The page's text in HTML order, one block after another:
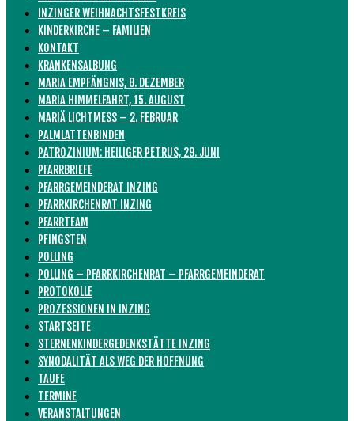
INZINGER WEIHNACHTSFESTKREIS
KINDERKIRCHE – FAMILIEN
KONTAKT
KRANKENSALBUNG
MARIA EMPFÄNGNIS, 8. DEZEMBER
MARIA HIMMELFAHRT, 15. AUGUST
MARIÄ LICHTMESS – 2. FEBRUAR
PALMLATTENBINDEN
PATROZINIUM: HEILIGER PETRUS, 29. JUNI
PFARRBRIEFE
PFARRGEMEINDERAT INZING
PFARRKIRCHENRAT INZING
PFARRTEAM
PFINGSTEN
POLLING
POLLING – PFARRKIRCHENRAT – PFARRGEMEINDERAT
PROTOKOLLE
PROZESSIONEN IN INZING
STARTSEITE
STERNENKINDERGEDENKSTÄTTE INZING
SYNODALITÄT ALS WEG DER HOFFNUNG
TAUFE
TERMINE
VERANSTALTUNGEN